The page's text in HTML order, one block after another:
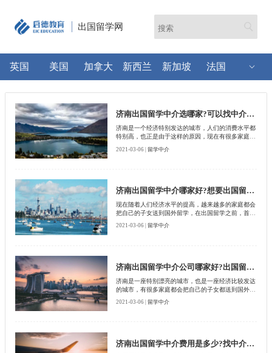
出国留学网
英国 美国 加拿大 新西兰 新加坡 法国
济南出国留学中介选哪家?可以找中介公司帮忙吗?
济南是一个经济特别发达的城市，人们的消费水平都
特别高，也正是由于这样的原因，现在有很多家庭都
特别重视孩子的教育问题，甚至都想把自己的子女送
到国外留学，不过去国外留学并不像人们想象的那样
那么想要出国留学该怎么办呢?
2021-03-06 | 留学中介
济南出国留学中介哪家好?想要出国留学怎么办?
现在随着人们经济水平的提高，越来越多的家庭都会
把自己的子女送到国外留学，在出国留学之前，首先
考虑的就是哪一个国家比较安全，并且在父母的眼里
没有什么比安全更重要的。其次就是哪个国家的教育
国留学。
2021-03-06 | 留学中介
济南出国留学中介公司哪家好?出国留学怎么办?
济南是一座特别漂亮的城市，也是一座经济比较发达
的城市，有很多家庭都会把自己的子女都送到国外读
书，因为现在国外的教育水平特别先进，尤其是国外
一些名校在国际上都属于顶尖水平，如果拿到这些名
是一趟说走就走的旅行。
2021-03-06 | 留学中介
济南出国留学中介费用是多少?找中介公司的优势